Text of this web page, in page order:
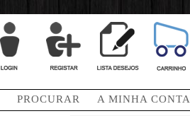
PROCURAR A MINHA CONTA